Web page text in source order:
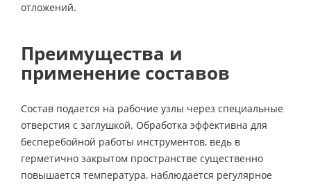
отложений.
Преимущества и
применение составов
Состав подается на рабочие узлы через специальные
отверстия с заглушкой. Обработка эффективна для
бесперебойной работы инструментов, ведь в
герметично закрытом пространстве существенно
повышается температура, наблюдается регулярное